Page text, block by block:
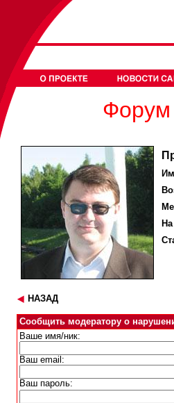
Форум
НАЗАД
Сообщить модератору о
Ваше имя/ник:
Ваш email:
Ваш пароль: